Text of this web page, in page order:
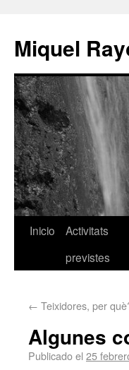
Miquel
Inicio
Activitats
previstes
← Teixidores, per
Algunes
Publicado el 25